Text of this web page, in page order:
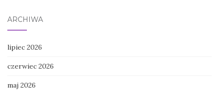
ARCHIWA
lipiec 2026
czerwiec 2026
maj 2026